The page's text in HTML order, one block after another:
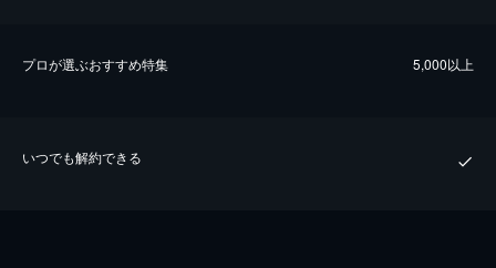
プロが選ぶおすすめ特集 5,000以上
いつでも解約できる